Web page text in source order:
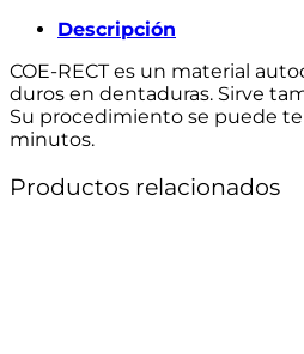
Rect
Pack
cantidad
Descripción
COE-RECT es un material
duros en dentaduras. Sirve
Su procedimiento se puede
minutos.
Productos relacionados